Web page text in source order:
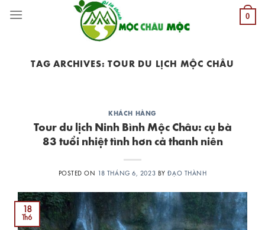
0
TAG ARCHIVES:TOUR DU LỊCH MỘC CHÂU
KHÁCH HÀNG
Tour du lịch Ninh Bình Mộc Châu: cụ bà
83 tuổi nhiệt tình hơn cả thanh niên
POSTED ON 18 THÁNG 6, 2023 BYĐẠO THÀNH
18
Th6